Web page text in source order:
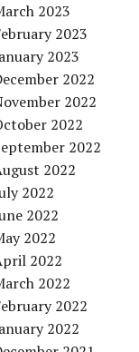
2023
2023
2023
2022
2022
2022
2022
2022
2022
2022
2022
2022
2022
2022
2022